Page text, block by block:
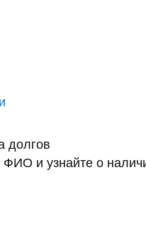
долгов
ФИО и узнайте о